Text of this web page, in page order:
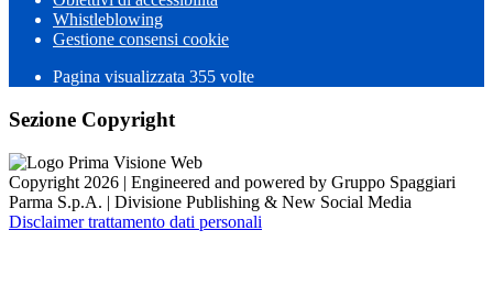
Whistleblowing
Gestione consensi cookie
Pagina visualizzata 355 volte
Sezione Copyright
Copyright 2026 | Engineered and powered by Gruppo Spaggiari
Parma S.p.A. | Divisione Publishing & New Social Media
Disclaimer trattamento dati personali